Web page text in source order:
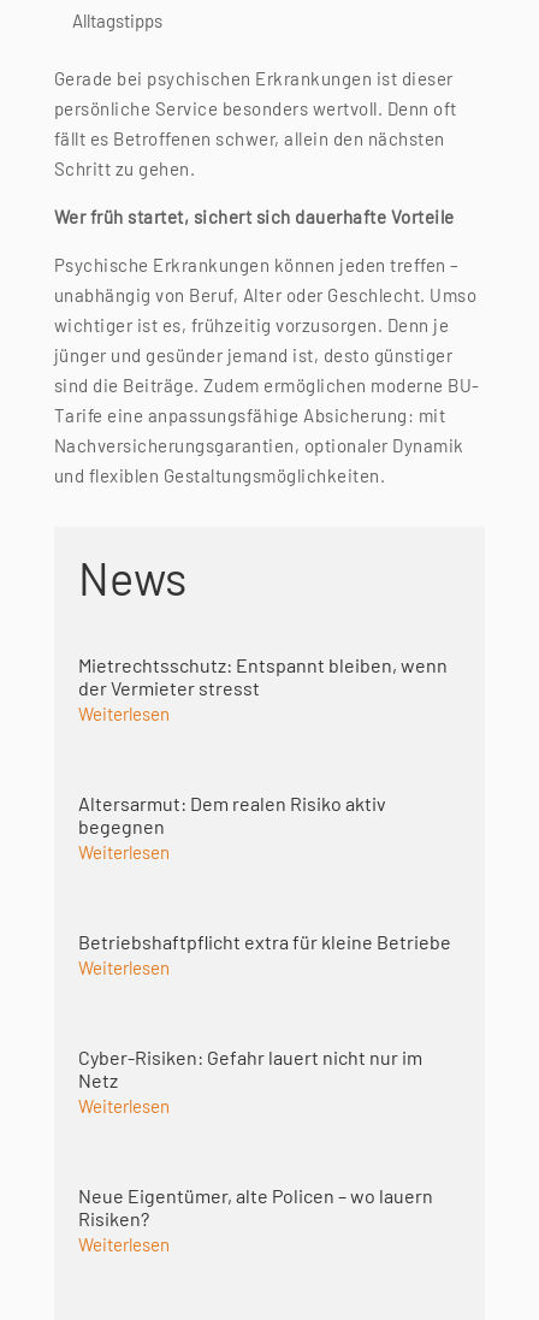
Alltagstipps
Gerade bei psychischen Erkrankungen ist dieser
persönliche Service besonders wertvoll. Denn oft
fällt es Betroffenen schwer, allein den nächsten
Schritt zu gehen.
Wer früh startet, sichert sich dauerhafte Vorteile
Psychische Erkrankungen können jeden treffen –
unabhängig von Beruf, Alter oder Geschlecht. Umso
wichtiger ist es, frühzeitig vorzusorgen. Denn je
jünger und gesünder jemand ist, desto günstiger
sind die Beiträge. Zudem ermöglichen moderne BU-
Tarife eine anpassungsfähige Absicherung: mit
Nachversicherungsgarantien, optionaler Dynamik
und flexiblen Gestaltungsmöglichkeiten.
News
Mietrechtsschutz: Entspannt bleiben, wenn
der Vermieter stresst
Weiterlesen
Altersarmut: Dem realen Risiko aktiv
begegnen
Weiterlesen
Betriebshaft­pflicht extra für kleine Betriebe
Weiterlesen
Cyber-Risiken: Gefahr lauert nicht nur im
Netz
Weiterlesen
Neue Eigentümer, alte Policen – wo lauern
Risiken?
Weiterlesen